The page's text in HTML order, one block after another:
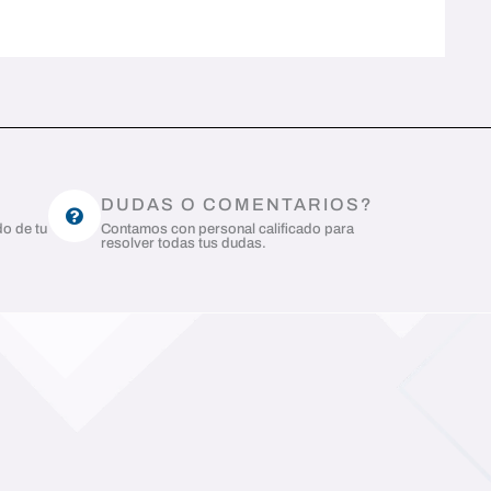
de tu
DUDAS O COMENTARIOS?
Contamos con personal calificado para
resolver todas tus dudas.